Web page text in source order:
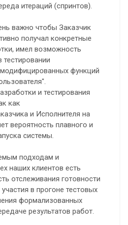
итераций (спринтов).
важно чтобы Заказчик
получал конкретные
имел возможность
тестировании
функций
и тестирования
как
и Исполнителя на
вероятность плавного и
системы.
подходам и
наших клиентов есть
отслеживания готовности
в прогоне тестовых
формализованных
результатов работ.